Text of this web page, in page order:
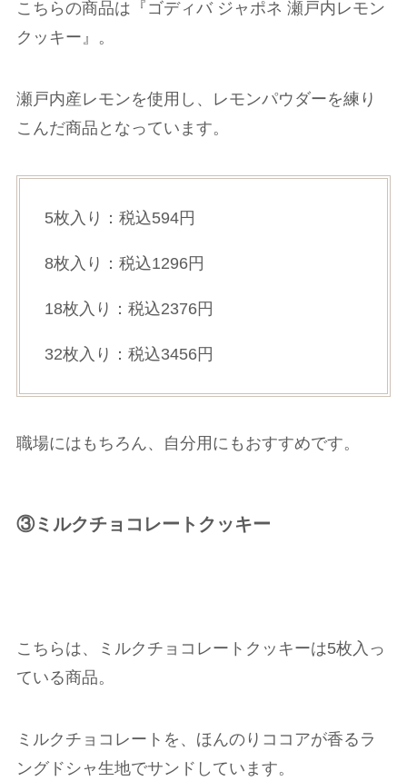
こちらの商品は『ゴディバ ジャポネ 瀬戸内レモン
クッキー』。
瀬戸内産レモンを使用し、レモンパウダーを練り
こんだ商品となっています。
5枚入り：税込594円
8枚入り：税込1296円
18枚入り：税込2376円
32枚入り：税込3456円
職場にはもちろん、自分用にもおすすめです。
③ミルクチョコレートクッキー
こちらは、ミルクチョコレートクッキーは5枚入っ
ている商品。
ミルクチョコレートを、ほんのりココアが香るラ
ングドシャ生地でサンドしています。